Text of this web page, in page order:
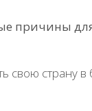
причины
страну